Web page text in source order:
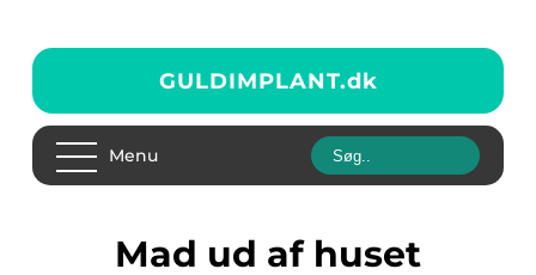
GULDIMPLANT.dk
Menu
mad ud af huset